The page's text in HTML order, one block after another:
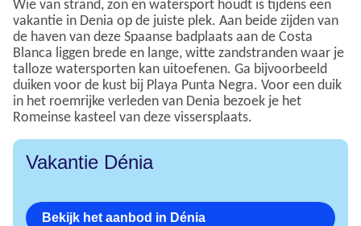
Wie van strand, zon en watersport houdt is tijdens een
vakantie in Denia op de juiste plek. Aan beide zijden van
de haven van deze Spaanse badplaats aan de Costa
Blanca liggen brede en lange, witte zandstranden waar je
talloze watersporten kan uitoefenen. Ga bijvoorbeeld
duiken voor de kust bij Playa Punta Negra. Voor een duik
in het roemrijke verleden van Denia bezoek je het
Romeinse kasteel van deze vissersplaats.
Vakantie Dénia
Bekijk het aanbod in Dénia